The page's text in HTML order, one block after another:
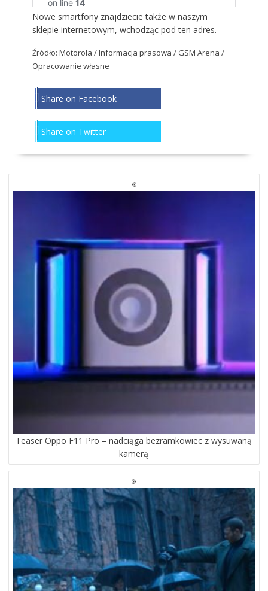
Nowe smartfony znajdziecie także w naszym
sklepie internetowym, wchodząc podten adres.
Źródło: Motorola / Informacja prasowa / GSM Arena /
Opracowanie własne
Share on Facebook
Share on Twitter
NAWIGACJA
PO
Teaser Oppo F11 Pro – nadciąga bezramkowiec z wysuwaną
kamerą